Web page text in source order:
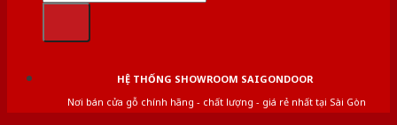
HỆ THỐNG SHOWROOM SAIGONDOOR
Nơi bán cửa gỗ chính hãng - chất lượng - giá rẻ nhất tại Sài Gòn